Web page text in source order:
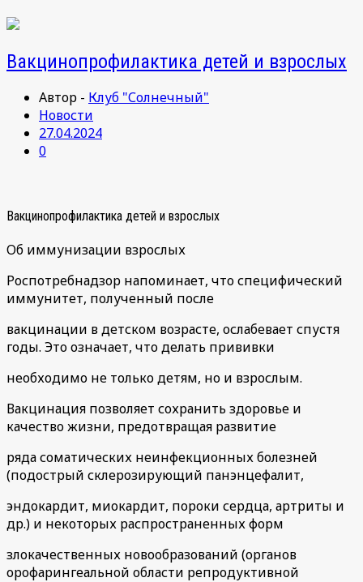
Вакцинопрофилактика детей и взрослых
Автор - Клуб "Солнечный"
Новости
27.04.2024
0
Вакцинопрофилактика детей и взрослых
Об иммунизации взрослых
Роспотребнадзор напоминает, что специфический
иммунитет, полученный после
вакцинации в детском возрасте, ослабевает спустя
годы. Это означает, что делать прививки
необходимо не только детям, но и взрослым.
Вакцинация позволяет сохранить здоровье и
качество жизни, предотвращая развитие
ряда соматических неинфекционных болезней
(подострый склерозирующий панэнцефалит,
эндокардит, миокардит, пороки сердца, артриты и
др.) и некоторых распространенных форм
злокачественных новообразований (органов
орофарингеальной области репродуктивной